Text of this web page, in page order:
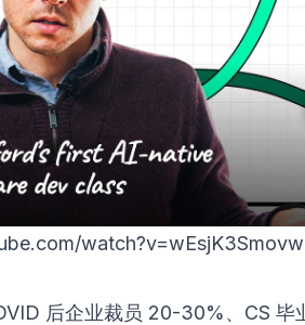
watch?v=wEsjK3Smovw
后企业裁员 20-30%、CS 毕